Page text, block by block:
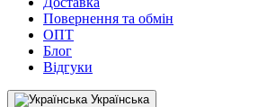
Повернення та обмін
ОПТ
Блог
Відгуки
Українська